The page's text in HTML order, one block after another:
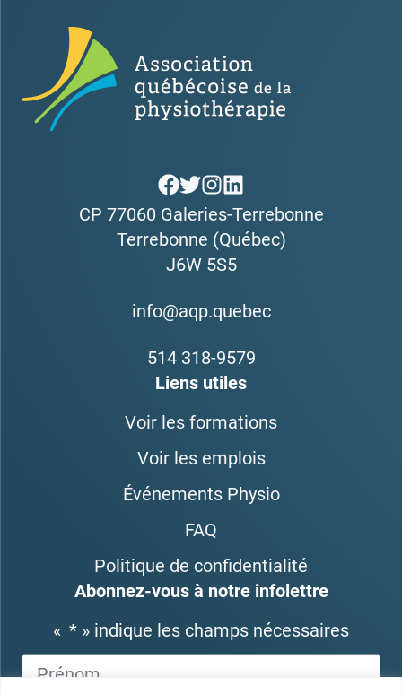
CP 77060 Galeries-Terrebonne
Terrebonne (Québec)
J6W 5S5
info@aqp.quebec
514 318-9579
Liens utiles
Voir les formations
Voir les emplois
Événements Physio
FAQ
Politique de confidentialité
Abonnez-vous à notre infolettre
« * » indique les champs nécessaires